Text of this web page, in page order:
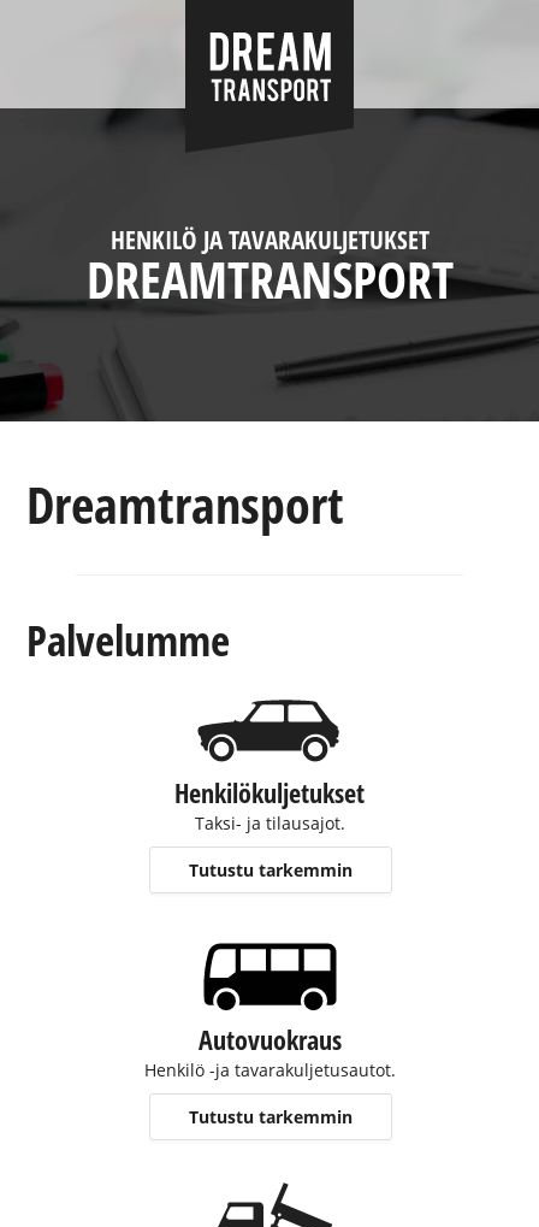
HENKILÖ JA TAVARAKULJETUKSET
DREAMTRANSPORT
Dreamtransport
Palvelumme
Henkilökuljetukset
Taksi- ja tilausajot.
Tutustu tarkemmin
Autovuokraus
Henkilö -ja tavarakuljetusautot.
Tutustu tarkemmin